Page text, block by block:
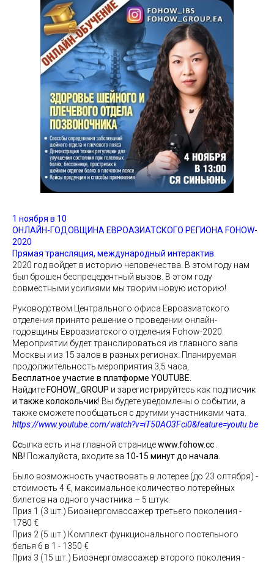
1 ноября в 10
ОНЛАЙН-ГОДОВЩИНА ЕВРОАЗИАТСКОГО РЕГИОНА FOHOW-
2020
Прямая трансляция, международный интерактив.
2020 год войдет в историю человечества. В этом году нам
был брошен беспрецедентный вызов. В этом году
совместными усилиями мы творим новую историю!
Руководством Центрального офиса Евроазиатского
отделения принято решение о проведении онлайн-
годовщины Евроазиатского отделения Fohow-2020.
Мероприятии будет транслироваться из главного зала
Москвы и из 15 залов в разных регионах. Планируемая
продолжительность мероприятия 3,5 часа,
Бесплатное участие в платформе YOUTUBE.
Найдите FOHOW_GROUP и зарегистрируйтесь как подписчик
и также колокольчик! Вы будете уведомлены о событии, а
также сможете пообщаться с другими участниками чата.
https://www.youtube.com/watch?v=iT50AO3Fci0&feature=youtu.be
Ссылка есть и на главной страницеwww.fohow.cc
NB! Пожалуйста, входите за 10-15 минут до начала.
Было возможность участвовать в лотерее (до 23 олтября) -
стоимость 4 €, максимальное количество лотерейных
билетов на одного участника – 5 штук.
Приз 1 (3 шт.) Биоэнергомассажер третьего поколения -
1780 €
Приз 2 (5 шт.) Комплект функционального постельного
белья 6 в 1 - 1350 €
Приз 3 (15 шт.) Биоэнергомассажер второго поколения -